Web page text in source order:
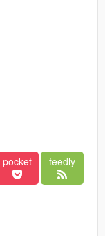
pocket feedly